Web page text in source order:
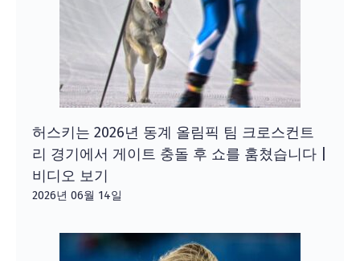
허스키는 2026년 동계 올림픽 팀 크로스컨트
리 경기에서 게이트 충돌 후 쇼를 훔쳤습니다 |
비디오 보기
2026년 06월 14일